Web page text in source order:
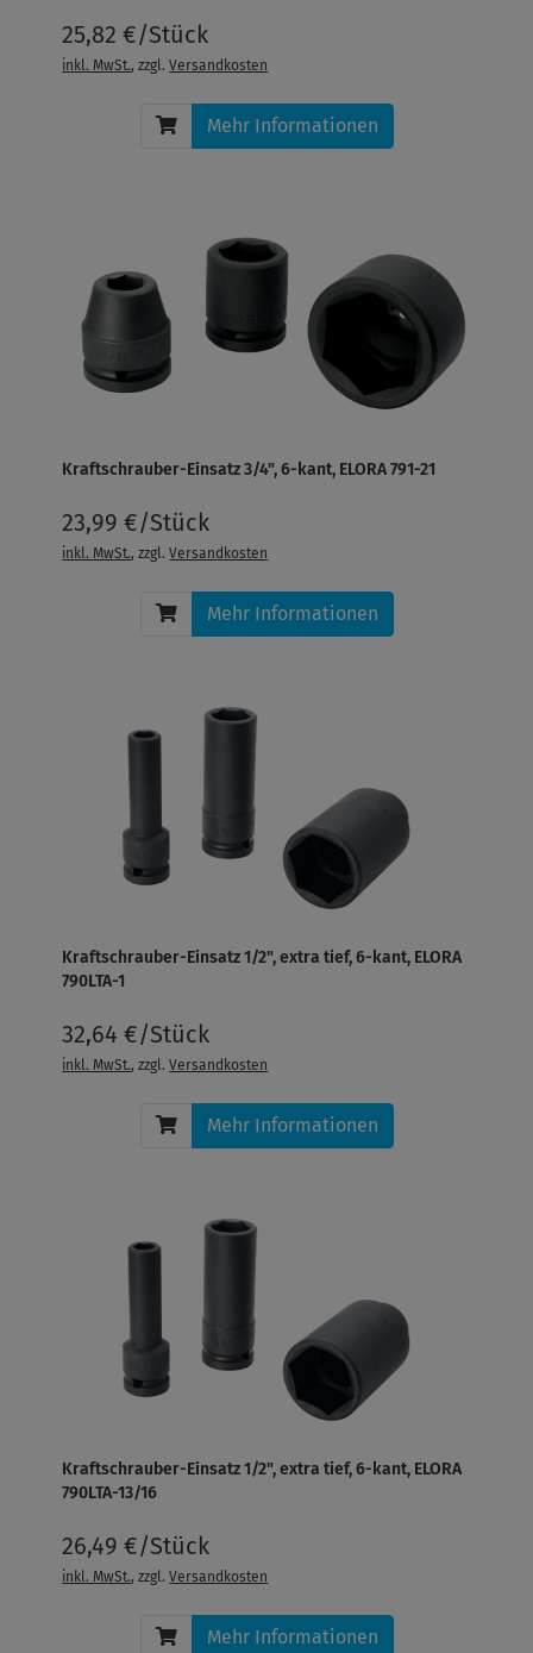
25,82 €/Stück
inkl. MwSt., zzgl.Versandkosten
Mehr Informationen
Kraftschrauber-Einsatz 3/4", 6-kant, ELORA 791-21
23,99 €/Stück
inkl. MwSt., zzgl.Versandkosten
Mehr Informationen
Kraftschrauber-Einsatz 1/2", extra tief, 6-kant, ELORA
790LTA-1
32,64 €/Stück
inkl. MwSt., zzgl.Versandkosten
Mehr Informationen
Kraftschrauber-Einsatz 1/2", extra tief, 6-kant, ELORA
790LTA-13/16
26,49 €/Stück
inkl. MwSt., zzgl.Versandkosten
Mehr Informationen